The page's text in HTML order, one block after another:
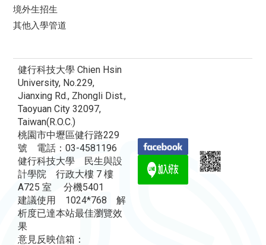
境外生招生
其他入學管道
健行科技大學 Chien Hsin
University, No.229,
Jianxing Rd., Zhongli Dist.,
Taoyuan City 32097,
Taiwan(R.O.C.)
桃園市中壢區健行路229
號 電話：03-4581196
健行科技大學 民生與設
計學院 行政大樓 7 樓
A725 室 分機5401
建議使用 1024*768 解
析度已達本站最佳瀏覽效
果
意見反映信箱：